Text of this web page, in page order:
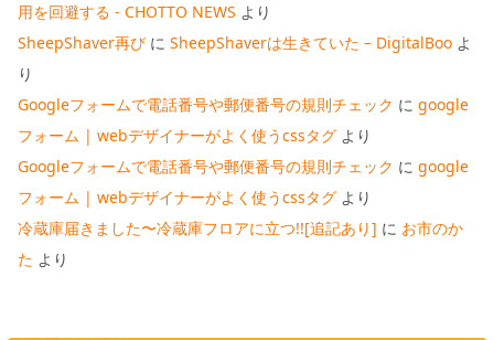
用を回避する - CHOTTO NEWS より
SheepShaver再び に SheepShaverは生きていた – DigitalBoo よ
り
Googleフォームで電話番号や郵便番号の規則チェック に google
フォーム | webデザイナーがよく使うcssタグ より
Googleフォームで電話番号や郵便番号の規則チェック に google
フォーム | webデザイナーがよく使うcssタグ より
冷蔵庫届きました〜冷蔵庫フロアに立つ!![追記あり] に お市のか
た より